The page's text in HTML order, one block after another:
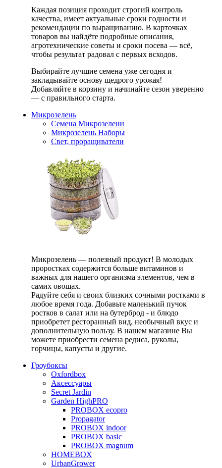
Каждая позиция проходит строгий контроль
качества, имеет актуальные сроки годности и
рекомендации по выращиванию. В карточках
товаров вы найдёте подробные описания,
агротехнические советы и сроки посева — всё,
чтобы результат радовал с первых всходов.
Выбирайте лучшие семена уже сегодня и
закладывайте основу щедрого урожая!
Добавляйте в корзину и начинайте сезон уверенно
— с правильного старта.
Микрозелень
Семена Микрозелени
Микрозелень Наборы
Свет, проращиватели
Микрозелень — полезный продукт! В молодых
проростках содержится больше витаминов и
важных для нашего организма элементов, чем в
самих овощах.
Радуйте себя и своих близких сочными ростками в
любое время года. Добавьте маленький пучок
ростков в салат или на бутерброд - и блюдо
приобретет ресторанный вид, необычный вкус и
дополнительную пользу. В нашем магазине Вы
можете приобрести семена редиса, руколы,
горчицы, капусты и другие.
Гроубоксы
Oxfordbox
Аксессуары
Secret Jardin
Garden HighPRO
PROBOX ecopro
Propagator
PROBOX indoor
PROBOX basic
PROBOX magnum
HOMEBOX
UrbanGrower